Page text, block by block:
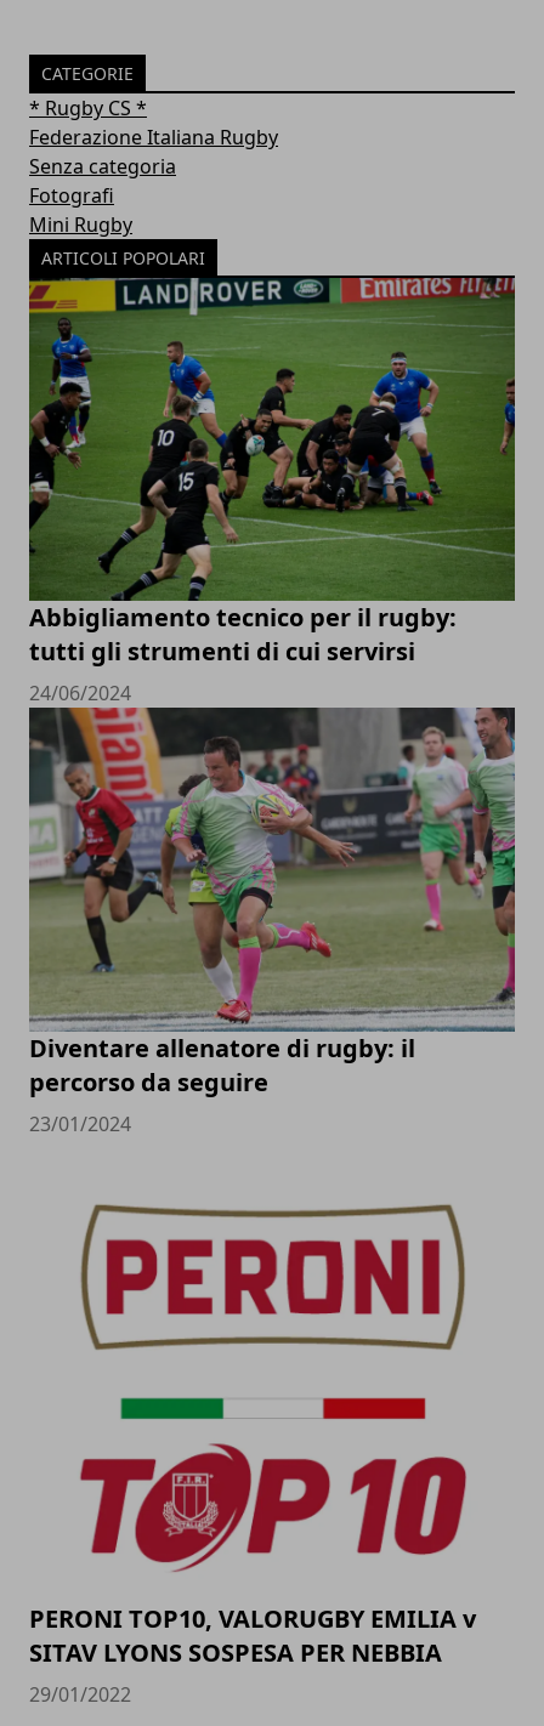
CATEGORIE
* Rugby CS *
Federazione Italiana Rugby
Senza categoria
Fotografi
Mini Rugby
ARTICOLI POPOLARI
Abbigliamento tecnico per il rugby:
tutti gli strumenti di cui servirsi
24/06/2024
Diventare allenatore di rugby: il
percorso da seguire
23/01/2024
PERONI TOP10, VALORUGBY EMILIA v
SITAV LYONS SOSPESA PER NEBBIA
29/01/2022